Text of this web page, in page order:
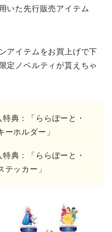
いた先行販売アイテム
アイテムをお買上げで下
定ノベルティが貰えちゃ
典：「ららぽーと・
ーホルダー」
典：「ららぽーと・
テッカー」